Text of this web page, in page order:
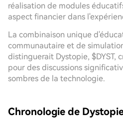
réalisation de modules
aspect financier dans
La combinaison unique
communautaire et de
distinguerait Dystopie, $DYST,
pour des discussions
sombres de la technologie.
Chronologie de